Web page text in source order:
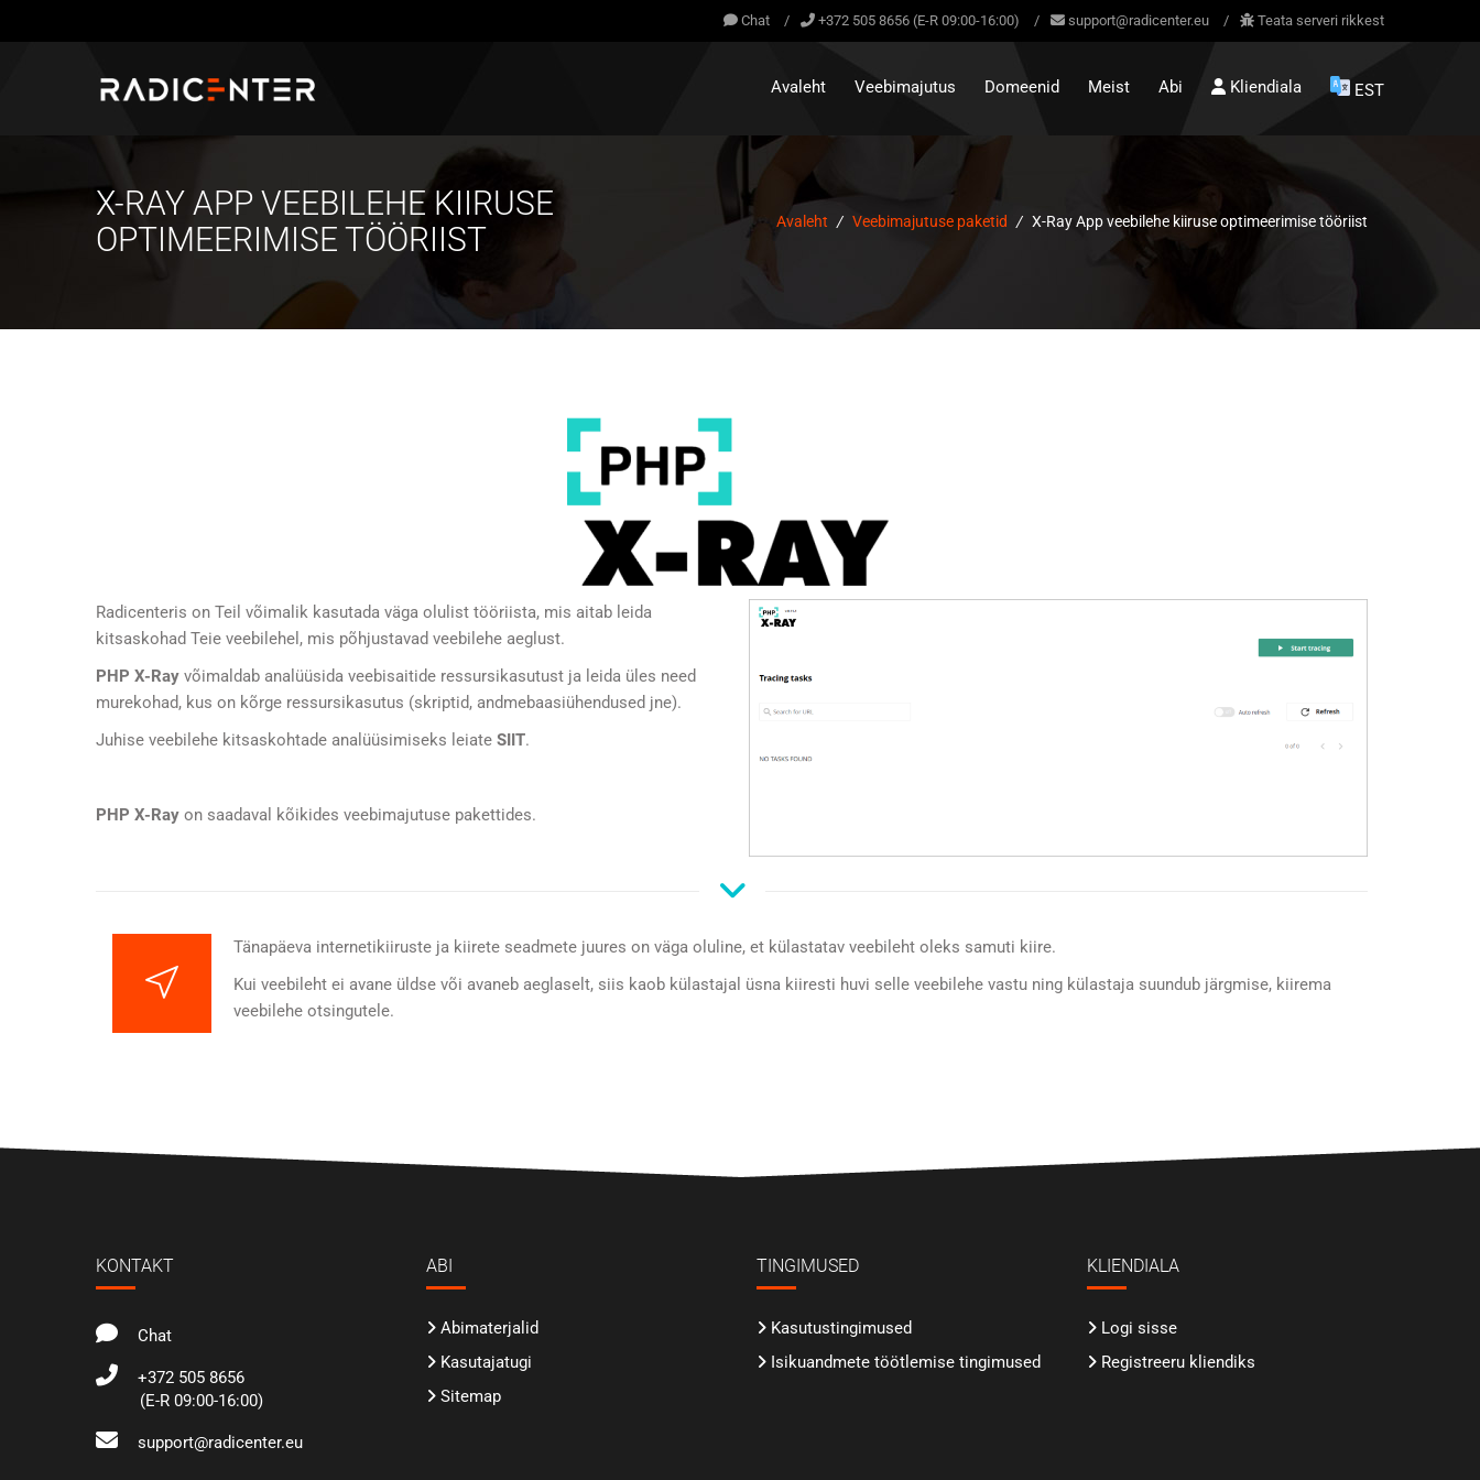
Chat / +372 505 8656 (E-R 09:00-16:00) / support@radicenter.eu / Teata serveri rikkest
Avaleht Veebimajutus Domeenid Meist Abi Kliendiala EST
X-RAY APP VEEBILEHE KIIRUSE
OPTIMEERIMISE TÖÖRIIST
Avaleht / Veebimajutuse paketid / X-Ray App veebilehe kiiruse optimeerimise tööriist
Radicenteris on Teil võimalik kasutada väga olulist tööriista, mis aitab leida
kitsaskohad Teie veebilehel, mis põhjustavad veebilehe aeglust.
PHP X-Ray võimaldab analüüsida veebisaitide ressursikasutust ja leida üles need
murekohad, kus on kõrge ressursikasutus (skriptid, andmebaasiühendused jne).
Juhise veebilehe kitsaskohtade analüüsimiseks leiate SIIT.
PHP X-Ray on saadaval kõikides veebimajutuse pakettides.
Tänapäeva internetikiiruste ja kiirete seadmete juures on väga oluline, et külastatav veebileht oleks samuti kiire.
Kui veebileht ei avane üldse või avaneb aeglaselt, siis kaob külastajal üsna kiiresti huvi selle veebilehe vastu ning külastaja suundub järgmise, kiirema
veebilehe otsingutele.
KONTAKT
Chat
+372 505 8656
(E-R 09:00-16:00)
support@radicenter.eu
ABI
Abimaterjalid
Kasutajatugi
Sitemap
TINGIMUSED
Kasutustingimused
Isikuandmete töötlemise tingimused
KLIENDIALA
Logi sisse
Registreeru kliendiks